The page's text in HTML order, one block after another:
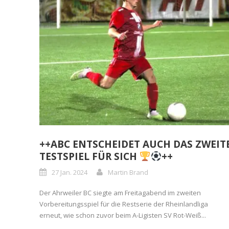
++ABC ENTSCHEIDET AUCH DAS
TESTSPIEL FÜR SICH
++
27 Jan. 2024 Martin Brand
Der Ahrweiler BC siegte am Freitagabend im zweiten
Vorbereitungsspiel für die Restserie der Rheinlandliga
erneut, wie schon zuvor beim A-Ligisten SV Rot-Weiß...